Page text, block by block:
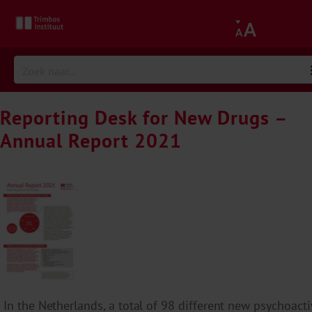
Reporting Desk for New Drugs –
Annual Report 2021
In the Netherlands, a total of 98 different new